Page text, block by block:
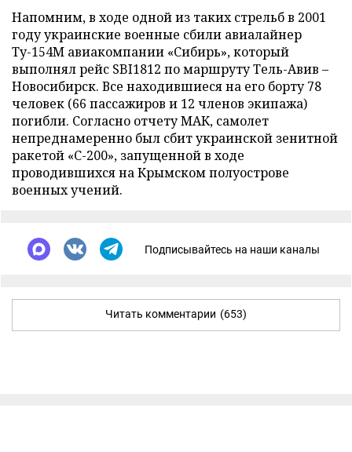
Напомним, в ходе одной из таких стрельб в 2001
году украинские военные сбили авиалайнер
Ту-154М авиакомпании «Сибирь», который
выполнял рейс SBI1812 по маршруту Тель-Авив –
Новосибирск. Все находившиеся на его борту 78
человек (66 пассажиров и 12 членов экипажа)
погибли. Согласно отчету МАК, самолет
непреднамеренно был сбит украинской зенитной
ракетой «С-200», запущенной в ходе
проводившихся на Крымском полуострове
военных учений.
Подписывайтесь на наши каналы
Читать комментарии (653)